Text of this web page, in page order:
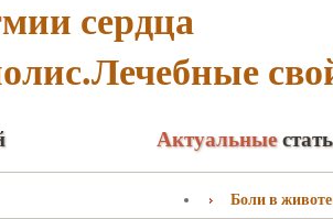
сердца
Актуальные
Боли в животе